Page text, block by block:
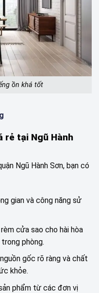
ồn khá tốt
rẻ tại Ngũ Hành
Ngũ Hành Sơn, bạn có
gian và công năng sử
cửa sao cho hài hòa
phòng.
gốc rõ ràng và chất
khỏe.
phẩm từ các đơn vị